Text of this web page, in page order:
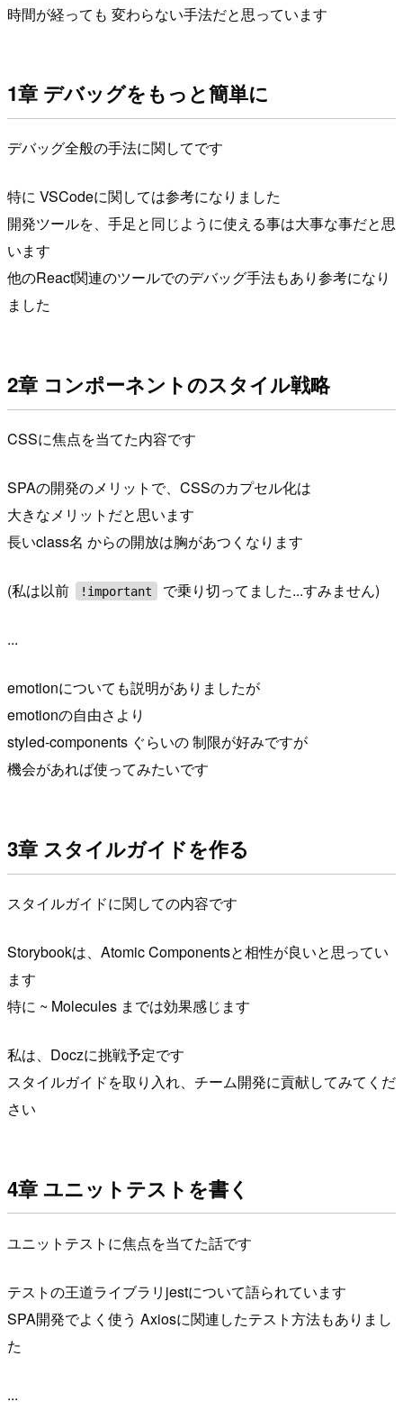
時間が経っても 変わらない手法だと思っています
1章 デバッグをもっと簡単に
デバッグ全般の手法に関してです
特に VSCodeに関しては参考になりました
開発ツールを、手足と同じように使える事は大事な事だと思
います
他のReact関連のツールでのデバッグ手法もあり参考になり
ました
2章 コンポーネントのスタイル戦略
CSSに焦点を当てた内容です
SPAの開発のメリットで、CSSのカプセル化は
大きなメリットだと思います
長いclass名 からの開放は胸があつくなります
(私は以前 !important で乗り切ってました...すみません)
...
emotionについても説明がありましたが
emotionの自由さより
styled-components ぐらいの 制限が好みですが
機会があれば使ってみたいです
3章 スタイルガイドを作る
スタイルガイドに関しての内容です
Storybookは、Atomic Componentsと相性が良いと思ってい
ます
特に ~ Molecules までは効果感じます
私は、Doczに挑戦予定です
スタイルガイドを取り入れ、チーム開発に貢献してみてくだ
さい
4章 ユニットテストを書く
ユニットテストに焦点を当てた話です
テストの王道ライブラリjestについて語られています
SPA開発でよく使う Axiosに関連したテスト方法もありまし
た
...